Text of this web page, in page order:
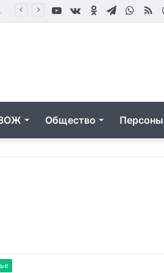
Telegram
vk.com
YouTube
Общество Персоны